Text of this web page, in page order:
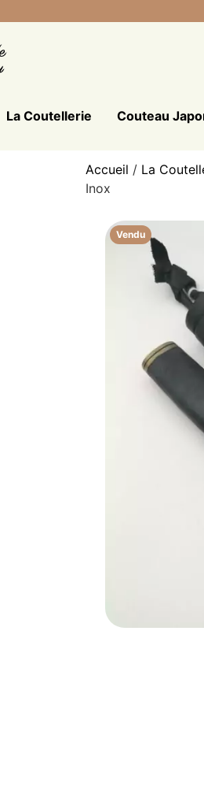
La Coutellerie Couteau
Accueil / La
Inox
Vendu